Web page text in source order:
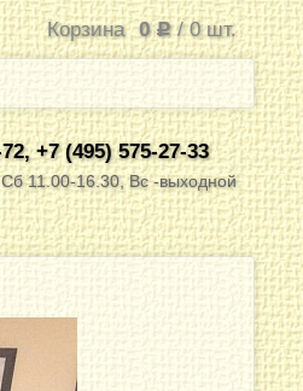
Корзина 0Р/0шт.
+7 (495) 575-27-33
11.00-16.30, Вс -выходной